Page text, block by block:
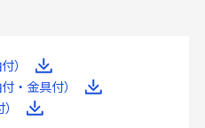
）
・金具付）